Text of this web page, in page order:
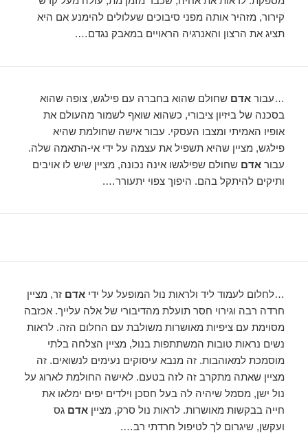
קירור, מזהיר אותה מפני סיבוכים שעלולים להימנע אם היא
תציג את הרצון והאנרגיה הראויים במאבק נגדם….
…עבוראדם שחולם שהוא בחברה עם פילגש, צופה שהוא
בסכנה של ביזיון ציבורי, כשהוא שואף לשמור מהעולם את
אופיו האמיתי ומצבו העסקי. עבור אישה שחולמת שהיא
פילגש, מציין שהיא תשפיל את עצמה על ידי אי-התאמה שלה.
עבוראדם שחולם שפילגשו אינה נכונה, מציין שיש לו אויבים
ותיקים להיתקל בהם. היפוך צפוי יתעורר….
…לחלום לעמוד ליד ולראות נול המופעל על ידיאדם זר, מציין
חרדה רבה וגירוי חסר תועלת מהדיבורי של אלה עלייך. אכזבה
מסוימת עם ציפיות מאושרות משולבת עם החלום הזה. לראות
נשים נראות טובות המשתתפות בנול, מציין הצלחה בלתי
מוסמכת למאוהבות. זה מנבא עיסוקים נעימים לנשואים. זה
מציין שאתה מתקרב זה לזה בטעם. לאישה החולמת לארוג על
נול ישן, מסמל שיהיה לה בעל חסכן וילדים יפים ימלאו את
חייה בבקשות מאושרות. לראות נול סרק, מצייןאדם גס
ועקשן, שיגרום לך לטיפול חרדתי רב….